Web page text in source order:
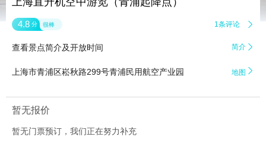
4.8 分 很棒 1条评论 
查看景点简介及开放时间 简介 
上海市青浦区崧秋路299号青浦民用航空产业园 地图 
暂无报价
暂无门票预订，我们正在努力补充